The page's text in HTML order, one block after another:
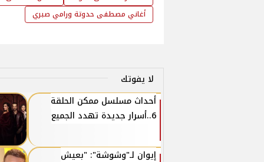
أغاني مصطفى حدوتة ورامي صبري
لا يفوتك
أحداث مسلسل ممكن الحلقة
6..أسرار جديدة تهدد الجميع
إيوان لـ"وشوشة": "بعيش